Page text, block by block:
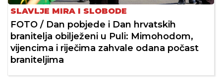
SLAVLJE MIRA I SLOBODE
FOTO / Dan pobjede i Dan hrvatskih
branitelja obilježeni u Puli: Mimohodom,
vijencima i riječima zahvale odana počast
braniteljima